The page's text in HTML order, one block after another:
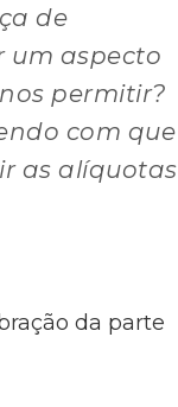
de
um aspecto
permitir?
com que
as alíquotas
da parte